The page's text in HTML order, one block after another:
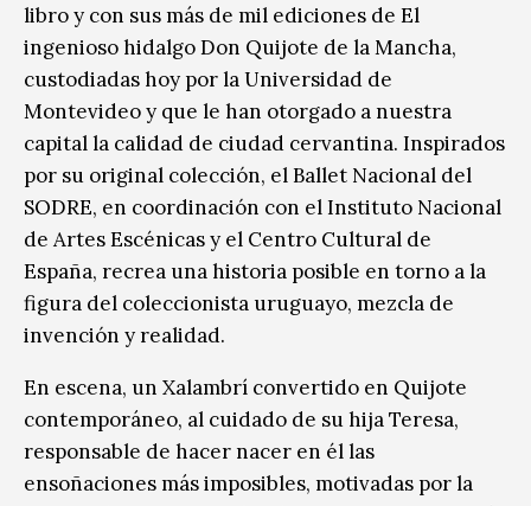
libro y con sus más de mil ediciones de El
ingenioso hidalgo Don Quijote de la Mancha,
custodiadas hoy por la Universidad de
Montevideo y que le han otorgado a nuestra
capital la calidad de ciudad cervantina. Inspirados
por su original colección, el Ballet Nacional del
SODRE, en coordinación con el Instituto Nacional
de Artes Escénicas y el Centro Cultural de
España, recrea una historia posible en torno a la
figura del coleccionista uruguayo, mezcla de
invención y realidad.
En escena, un Xalambrí convertido en Quijote
contemporáneo, al cuidado de su hija Teresa,
responsable de hacer nacer en él las
ensoñaciones más imposibles, motivadas por la